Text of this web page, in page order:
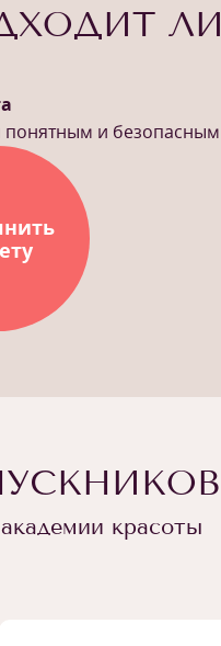
понятным и безопасным
красоты